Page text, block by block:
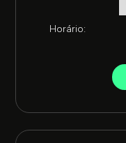
Horário: